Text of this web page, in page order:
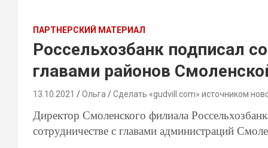
ПАРТНЕРСКИЙ МАТЕРИАЛ
Россельхозбанк подписал
главами районов
13.10.2021 Ольга Сделать «gudvill.com» источником
Директор Смоленского филиала
сотрудничестве с главами администраций